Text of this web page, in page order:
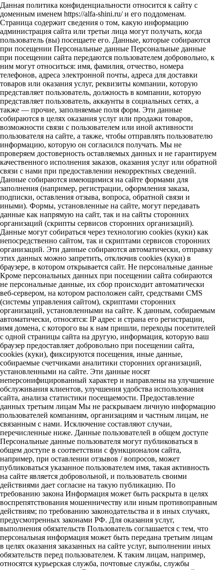
Данная политика конфиденциальности относится к сайту с
доменным именем https://alfa-shini.ru/ и его поддоменам.
Страница содержит сведения о том, какую информацию
администрация сайта или третьи лица могут получать, когда
пользователь (вы) посещаете его. Данные, которые собираются
при посещении Персональные данные Персональные данные
при посещении сайта передаются пользователем добровольно, к
ним могут относиться: имя, фамилия, отчество, номера
телефонов, адреса электронной почты, адреса для доставки
товаров или оказания услуг, реквизиты компании, которую
представляет пользователь, должность в компании, которую
представляет пользователь, аккаунты в социальных сетях, а
также — прочие, заполняемые поля форм. Эти данные
собираются в целях оказания услуг или продажи товаров,
возможности связи с пользователем или иной активности
пользователя на сайте, а также, чтобы отправлять пользователю
информацию, которую он согласился получать. Мы не
проверяем достоверность оставляемых данных и не гарантируем
качественного исполнения заказов, оказания услуг или обратной
связи с нами при предоставлении некорректных сведений.
Данные собираются имеющимися на сайте формами для
заполнения (например, регистрации, оформления заказа,
подписки, оставления отзыва, вопроса, обратной связи и
иными). Формы, установленные на сайте, могут передавать
данные как напрямую на сайт, так и на сайты сторонних
организаций (скрипты сервисов сторонних организаций).
Данные могут собираться через технологию cookies (куки) как
непосредственно сайтом, так и скриптами сервисов сторонних
организаций. Эти данные собираются автоматически, отправку
этих данных можно запретить, отключив cookies (куки) в
браузере, в котором открывается сайт. Не персональные данные
Кроме персональных данных при посещении сайта собираются
не персональные данные, их сбор происходит автоматически
веб-сервером, на котором расположен сайт, средствами CMS
(системы управления сайтом), скриптами сторонних
организаций, установленными на сайте. К данным, собираемым
автоматически, относятся: IP адрес и страна его регистрации,
имя домена, с которого вы к нам пришли, переходы посетителей
с одной страницы сайта на другую, информация, которую ваш
браузер предоставляет добровольно при посещении сайта,
cookies (куки), фиксируются посещения, иные данные,
собираемые счетчиками аналитики сторонних организаций,
установленными на сайте. Эти данные носят
неперсонифицированный характер и направлены на улучшение
обслуживания клиентов, улучшения удобства использования
сайта, анализа статистики посещаемости. Предоставление
данных третьим лицам Мы не раскрываем личную информацию
пользователей компаниям, организациям и частным лицам, не
связанным с нами. Исключение составляют случаи,
перечисленные ниже. Данные пользователей в общем доступе
Персональные данные пользователя могут публиковаться в
общем доступе в соответствии с функционалом сайта,
например, при оставлении отзывов / вопросов, может
публиковаться указанное пользователем имя, такая активность
на сайте является добровольной, и пользователь своими
действиями дает согласие на такую публикацию. По
требованию закона Информация может быть раскрыта в целях
воспрепятствования мошенничеству или иным противоправным
действиям; по требованию законодательства и в иных случаях,
предусмотренных законами РФ. Для оказания услуг,
выполнения обязательств Пользователь соглашается с тем, что
персональная информация может быть передана третьим лицам
в целях оказания заказанных на сайте услуг, выполнении иных
обязательств перед пользователем. К таким лицам, например,
относятся курьерская служба, почтовые службы, службы